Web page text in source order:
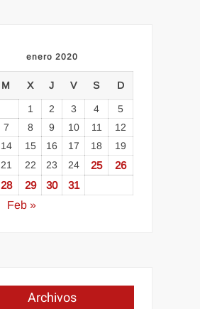
enero 2020
M X J V S D
1 2 3 4
5
7 8 9 10 11
12
14 15 16 17 18
19
21 22 23 24 25
26
28 29 30
31
Feb »
Archivos